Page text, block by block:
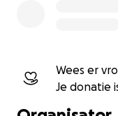
beleven in
doel is om deze
ondernemers
Wees er
Je donatie